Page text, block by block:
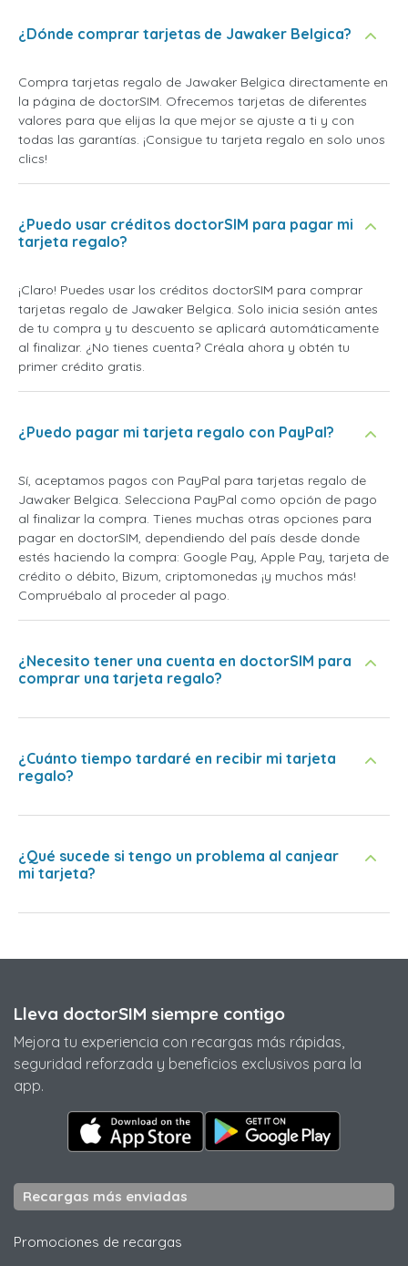
¿Dónde comprar tarjetas de Jawaker Belgica?
Compra tarjetas regalo de Jawaker Belgica directamente en
la página de doctorSIM. Ofrecemos tarjetas de diferentes
valores para que elijas la que mejor se ajuste a ti y con
todas las garantías. ¡Consigue tu tarjeta regalo en solo unos
clics!
¿Puedo usar créditos doctorSIM para pagar mi
tarjeta regalo?
¡Claro! Puedes usar los créditos doctorSIM para comprar
tarjetas regalo de Jawaker Belgica. Solo inicia sesión antes
de tu compra y tu descuento se aplicará automáticamente
al finalizar. ¿No tienes cuenta? Créala ahora y obtén tu
primer crédito gratis.
¿Puedo pagar mi tarjeta regalo con PayPal?
Sí, aceptamos pagos con PayPal para tarjetas regalo de
Jawaker Belgica. Selecciona PayPal como opción de pago
al finalizar la compra. Tienes muchas otras opciones para
pagar en doctorSIM, dependiendo del país desde donde
estés haciendo la compra: Google Pay, Apple Pay, tarjeta de
crédito o débito, Bizum, criptomonedas ¡y muchos más!
Compruébalo al proceder al pago.
¿Necesito tener una cuenta en doctorSIM para
comprar una tarjeta regalo?
¿Cuánto tiempo tardaré en recibir mi tarjeta
regalo?
¿Qué sucede si tengo un problema al canjear
mi tarjeta?
Lleva doctorSIM siempre contigo
Mejora tu experiencia con recargas más rápidas,
seguridad reforzada y beneficios exclusivos para la
app.
Recargas más enviadas
Promociones de recargas